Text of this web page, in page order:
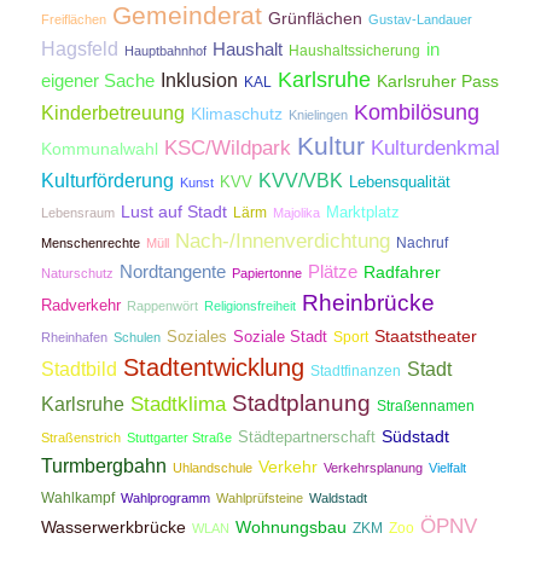
Freiflächen Gemeinderat Grünflächen Gustav-Landauer
Hagsfeld Hauptbahnhof Haushalt Haushaltssicherung in
eigener Sache
Inklusion KAL Karlsruhe Karlsruher Pass
Kinderbetreuung Klimaschutz Knielingen Kombilösung
Kommunalwahl KSC/Wildpark Kultur Kulturdenkmal
Kulturförderung Kunst KVV KVV/VBK Lebensqualität
Lebensraum Lust auf Stadt Lärm Majolika Marktplatz
Menschenrechte Müll Nach-/Innenverdichtung Nachruf
Naturschutz Nordtangente Papiertonne Plätze Radfahrer
Radverkehr Rappenwört Religionsfreiheit Rheinbrücke
Rheinhafen Schulen Soziales Soziale Stadt Sport Staatstheater
Stadtbild Stadtentwicklung Stadtfinanzen Stadt
Karlsruhe Stadtklima Stadtplanung Straßennamen
Straßenstrich Stuttgarter Straße Städtepartnerschaft Südstadt
Turmbergbahn Uhlandschule Verkehr Verkehrsplanung Vielfalt
Wahlkampf Wahlprogramm Wahlprüfsteine Waldstadt
Wasserwerkbrücke WLAN Wohnungsbau ZKM Zoo ÖPNV